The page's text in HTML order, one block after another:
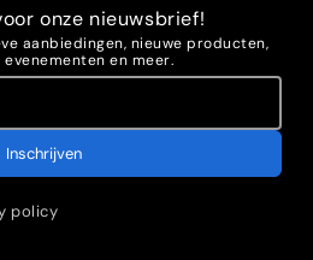
onze nieuwsbrief!
aanbiedingen, nieuwe producten,
en meer.
policy